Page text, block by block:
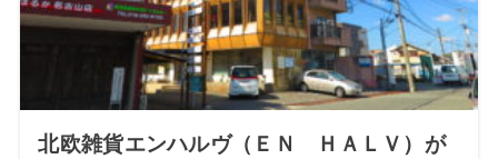
北欧雑貨エンハルヴ（ＥＮ ＨＡＬＶ）が